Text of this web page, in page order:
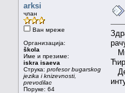
arksi
члан
Ван мреже
Организација:
škola
Име и презиме:
iskra isaeva
Струка: profesor bugarskog
jezika i knizevnosti,
prevodilac
Поруке: 64